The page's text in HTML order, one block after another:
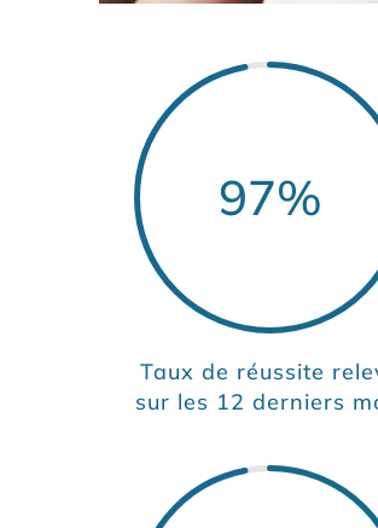
97%
Taux de réussite
sur les 12 derniers